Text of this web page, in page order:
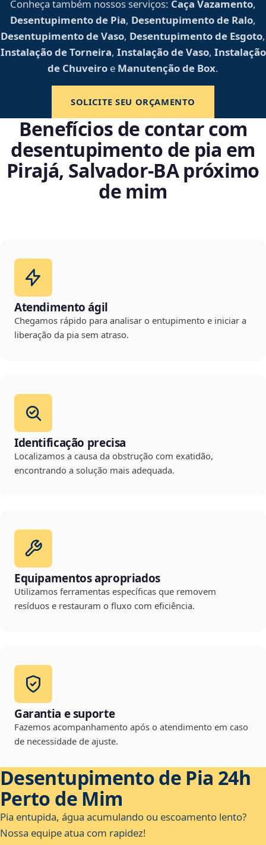
Conheça também nossos serviços: Caça Vazamento,
Desentupimento de Pia, Desentupimento de Ralo,
Desentupimento de Vaso, Desentupimento de Esgoto,
Instalação de Torneira, Instalação de Vaso, Instalação
de Chuveiro e Manutenção de Box.
SOLICITE SEU ORÇAMENTO
Benefícios de contar com
desentupimento de pia em
Pirajá, Salvador‑BA próximo
de mim
Atendimento ágil
Chegamos rápido para analisar o entupimento e iniciar a
liberação da pia sem atraso.
Identificação precisa
Localizamos a causa da obstrução com exatidão,
encontrando a solução mais adequada.
Equipamentos apropriados
Utilizamos ferramentas específicas que removem
resíduos e restauram o fluxo com eficiência.
Garantia e suporte
Fazemos acompanhamento após o atendimento em caso
de necessidade de ajuste.
Desentupimento de Pia 24h
Perto de Mim
Pia entupida, água acumulando ou escoamento lento?
Nossa equipe atua com rapidez!